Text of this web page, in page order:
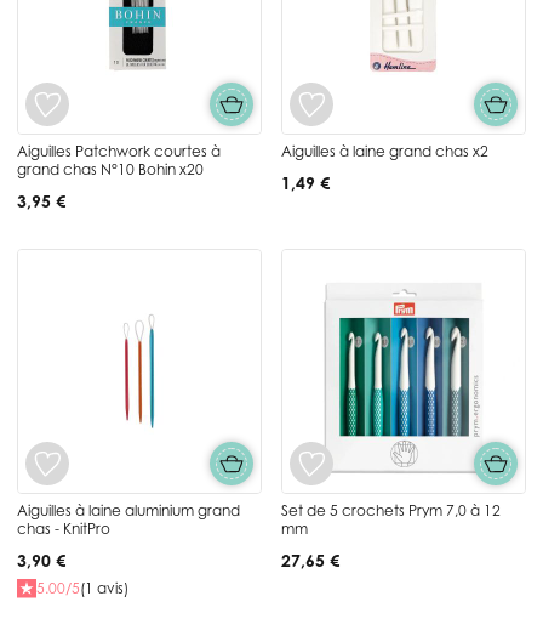
Aiguilles Patchwork courtes à
grand chas N°10 Bohin x20
3,95 €
Aiguilles à laine grand chas x2
1,49 €
Aiguilles à laine aluminium grand
chas - KnitPro
3,90 €
5.00/5(1 avis)
Set de 5 crochets Prym 7,0 à 12
mm
27,65 €